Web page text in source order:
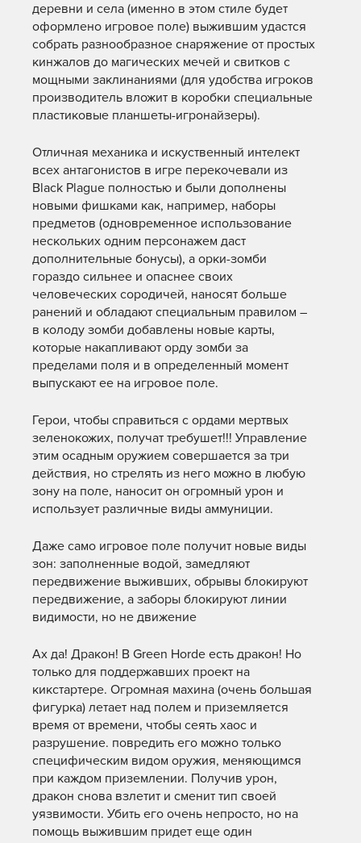
деревни и села (именно в этом стиле будет
оформлено игровое поле) выжившим удастся
собрать разнообразное снаряжение от простых
кинжалов до магических мечей и свитков с
мощными заклинаниями (для удобства игроков
производитель вложит в коробки специальные
пластиковые планшеты-игронайзеры).
Отличная механика и искуственный интелект
всех антагонистов в игре перекочевали из
Black Plague полностью и были дополнены
новыми фишками как, например, наборы
предметов (одновременное использование
нескольких одним персонажем даст
дополнительные бонусы), а орки-зомби
гораздо сильнее и опаснее своих
человеческих сородичей, наносят больше
ранений и обладают специальным правилом –
в колоду зомби добавлены новые карты,
которые накапливают орду зомби за
пределами поля и в определенный момент
выпускают ее на игровое поле.
Герои, чтобы справиться с ордами мертвых
зеленокожих, получат требушет!!! Управление
этим осадным оружием совершается за три
действия, но стрелять из него можно в любую
зону на поле, наносит он огромный урон и
использует различные виды аммуниции.
Даже само игровое поле получит новые виды
зон: заполненные водой, замедляют
передвижение выживших, обрывы блокируют
передвижение, а заборы блокируют линии
видимости, но не движение
Ах да! Дракон! В Green Horde есть дракон! Но
только для поддержавших проект на
кикстартере. Огромная махина (очень большая
фигурка) летает над полем и приземляется
время от времени, чтобы сеять хаос и
разрушение. повредить его можно только
специфическим видом оружия, меняющимся
при каждом приземлении. Получив урон,
дракон снова взлетит и сменит тип своей
уязвимости. Убить его очень непросто, но на
помощь выжившим придет еще один